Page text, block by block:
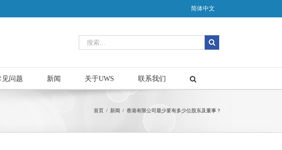
简体中文
见问题 新闻 关于UWS 联系我们
首页 / 新闻 / 香港有限公司最少要有多少位股东及董事？